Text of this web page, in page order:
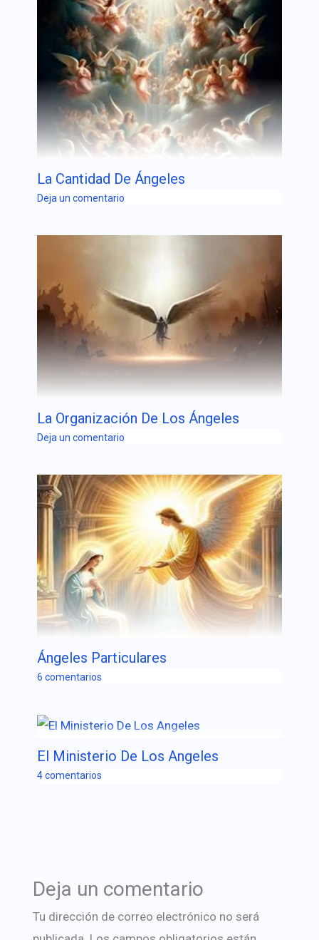
La Cantidad De Ángeles
Deja un comentario
La Organización De Los Ángeles
Deja un comentario
Ángeles Particulares
6 comentarios
El Ministerio De Los Angeles
4 comentarios
Deja un comentario
Tu dirección de correo electrónico no será